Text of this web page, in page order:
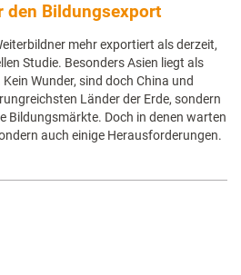
den Bildungsexport
mehr exportiert als derzeit,
Studie. Besonders Asien liegt als
Wunder, sind doch China und
Länder der Erde, sondern
Bildungsmärkte. Doch in denen warten
auch einige Herausforderungen.